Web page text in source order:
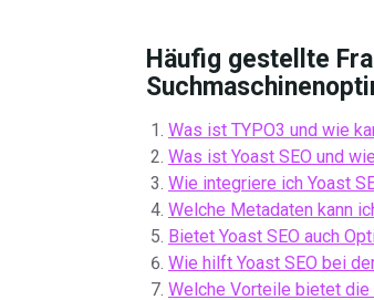
Häufig gestellte
Was ist TYPO3 und wie
Was ist Yoast SEO und
Wie integriere ich Yoast
Welche Metadaten kann
Bietet Yoast SEO auch
Wie hilft Yoast SEO bei
Welche Vorteile bietet die